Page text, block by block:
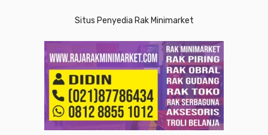
Situs Penyedia Rak Minimarket